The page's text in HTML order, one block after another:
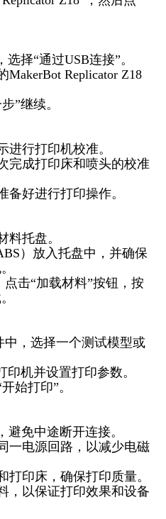
择“通过USB连接”。
Replicator Z18
”继续。
进行打印机校准。
完成打印床和喷头的校准
备好进行打印操作。
料托盘。
）放入托盘中，并确保
点击“加载材料”按钮，按
中，选择一个测试模型或
印机并设置打印参数。
始打印”。
避免中途断开连接。
一电源回路，以减少电磁
印床，确保打印质量。
，以保证打印效果和设备